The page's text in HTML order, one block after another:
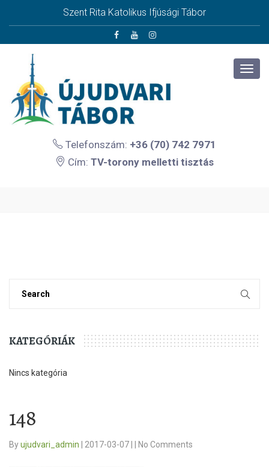
Szent Rita Katolikus Ifjúsági Tábor
Telefonszám: +36 (70) 742 7971
Cím: TV-torony melletti tisztás
KATEGÓRIÁK
Nincs kategória
148
Byujudvari_admin 2017-03-07 No Comments